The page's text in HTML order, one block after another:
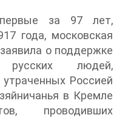
за 97 лет,
года, московская
о поддержке
русских людей,
Россией
в Кремле
проводивших